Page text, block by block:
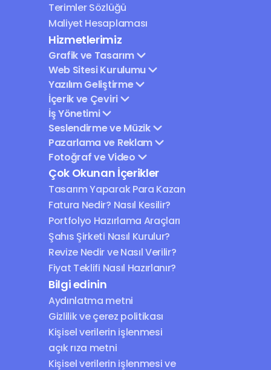
Terimler Sözlüğü
Maliyet Hesaplaması
Hizmetlerimiz
Grafik ve Tasarım
Web Sitesi Kurulumu
Yazılım Geliştirme
İçerik ve Çeviri
İş Yönetimi
Seslendirme ve Müzik
Pazarlama ve Reklam
Fotoğraf ve Video
Çok Okunan İçerikler
Tasarım Yaparak Para Kazan
Fatura Nedir? Nasıl Kesilir?
Portfolyo Hazırlama Araçları
Şahıs Şirketi Nasıl Kurulur?
Revize Nedir ve Nasıl Verilir?
Fiyat Teklifi Nasıl Hazırlanır?
Bilgi edinin
Aydınlatma metni
Gizlilik ve çerez politikası
Kişisel verilerin işlenmesi
açık rıza metni
Kişisel verilerin işlenmesi ve